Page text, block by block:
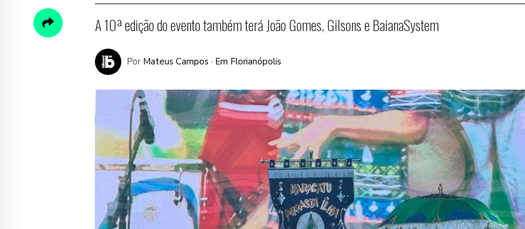
A 10ª edição do evento também terá João Gomes, Gilsons e BaianaSystem
Por Mateus Campos · Em Florianópolis